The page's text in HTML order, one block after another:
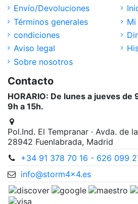
Envío/Devoluciones
Términos generales
condiciones
Aviso legal
Sobre nosotros
Mi
Contacto
HORARIO: De lunes a jueves de
9h a 15h.
Pol.Ind. El Tempranar · Avda. de
28942 Fuenlabrada, Madrid
+34 91 378 70 16 - 626 099
info@storm4x4.es